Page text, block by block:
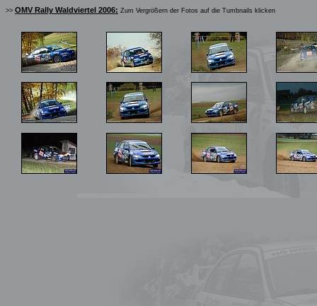
>> OMV Rally Waldviertel 2006: Zum Vergrößern der Fotos auf die Tumbnails klicken